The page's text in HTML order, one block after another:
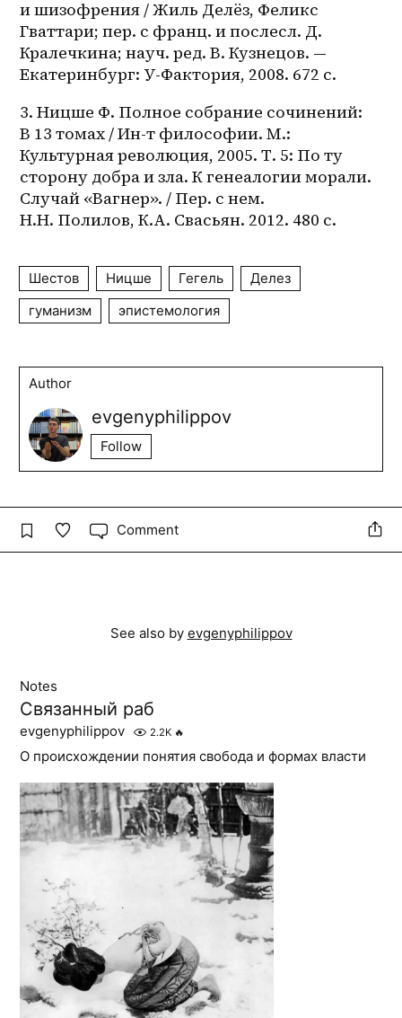
и шизофрения / Жиль Делёз, Феликс
Гваттари; пер. с франц. и послесл. Д.
Кралечкина; науч. ред. В. Кузнецов. —
Екатеринбург: У-Фактория, 2008. 672 с.
3. Ницше Ф. Полное собрание сочинений:
В 13 томах / Ин-т философии. М.:
Культурная революция, 2005. Т. 5: По ту
сторону добра и зла. К генеалогии морали.
Случай «Вагнер». / Пер. с нем.
H.H. Полилов, К.А. Свасьян. 2012. 480 с.
Шестов Ницше Гегель
Делез
гуманизм
эпистемология
Author
evgenyphilippov
Follow
Comment
See also by evgenyphilippov
Notes
Связанный раб
evgenyphilippov 2.2K 🔥
О происхождении понятия свобода и формах власти